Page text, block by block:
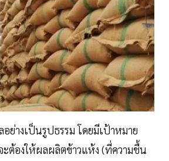
ย่างเป็นรูปธรรม โดยมีเป้าหมาย
องให้ผลผลิตข้าวแห้ง (ที่ความชื้น